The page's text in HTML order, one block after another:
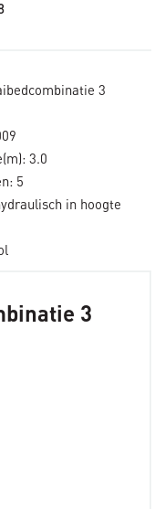
3
3.0
5
in hoogte
3